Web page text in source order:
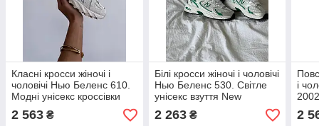
Класні кросси жіночі і
чоловічі Нью Беленс 610.
Модні унісекс кроссівки
New Balance 610.
2 563 ₴
Білі кросси жіночі і чоловічі
Нью Беленс 530. Світле
унісекс взуття New
Balance 530 White/Green.
2 263₴
і
2